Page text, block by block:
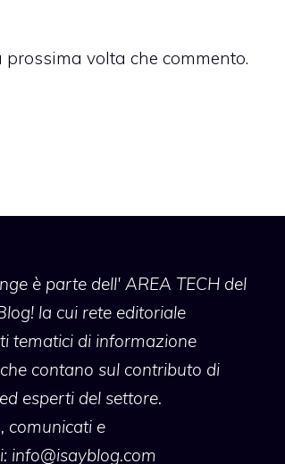
volta che commento.
è parte dell' AREA TECH del
la cui rete editoriale
tematici di informazione
contano sul contributo di
esperti del settore.
comunicati e
info@isayblog.com